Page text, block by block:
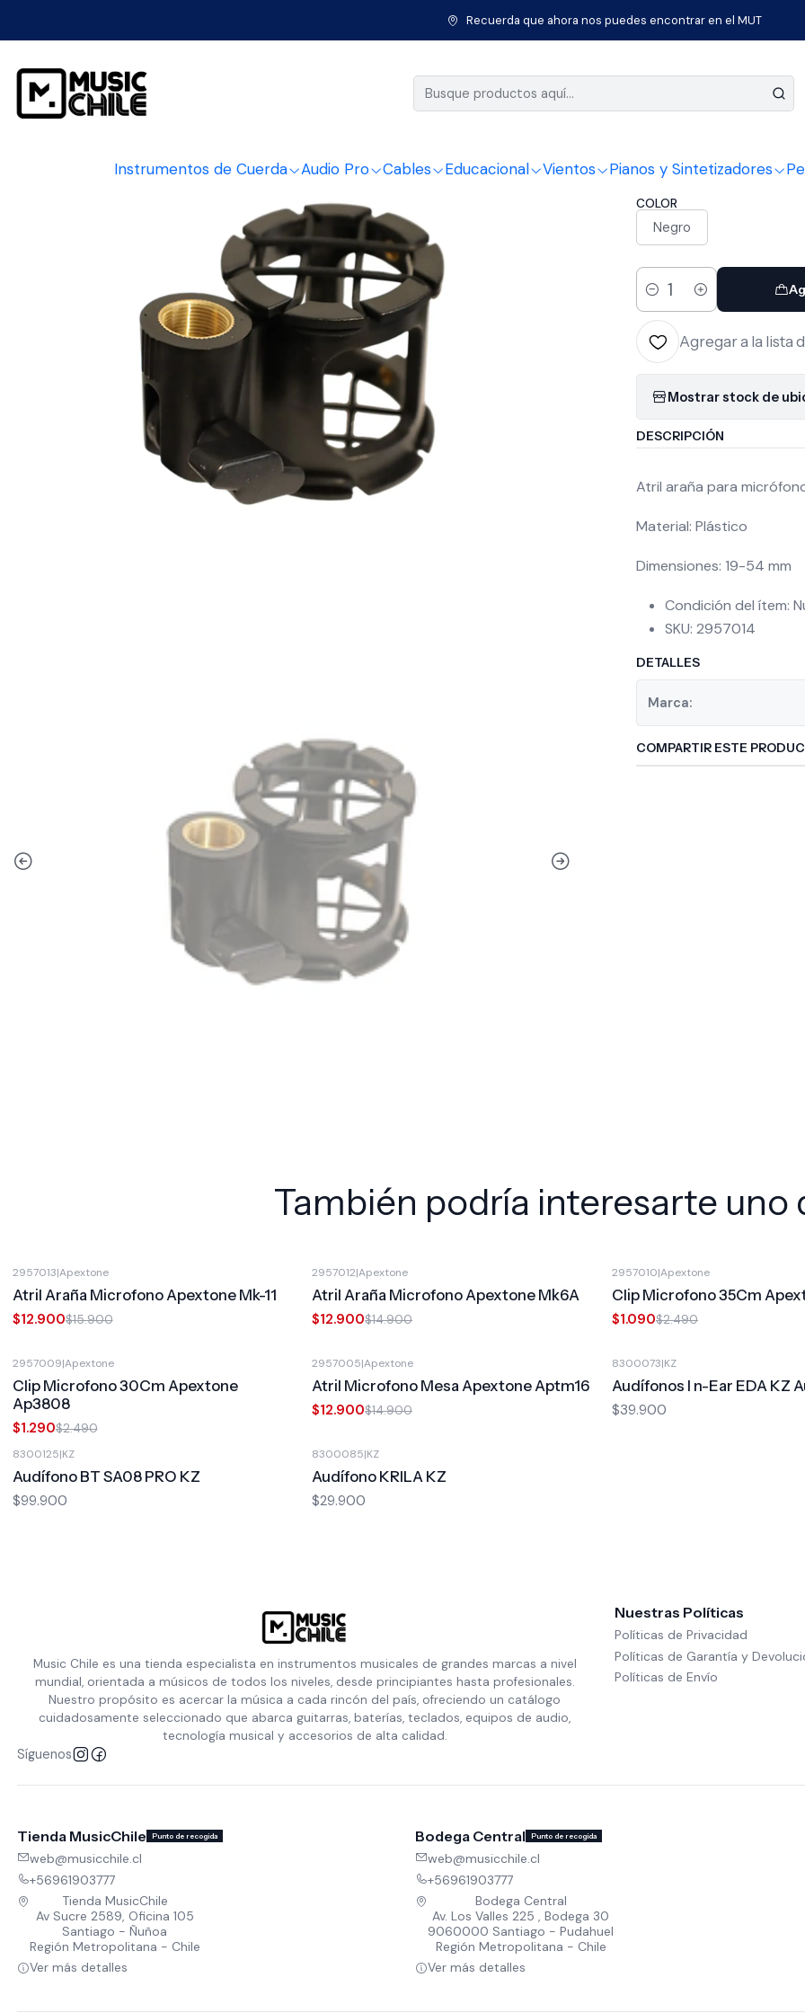
Instrumentos de Cuerda Audio Pro Cables Educacional Vientos Pianos y Sintetizadores
Recuerda que ahora nos puedes encontrar en el MUT
Micrófonos Atril micrófono Atril Araña Microfono Apextone
|
Atril
COLOR
Negro
Cantidad
Agregar a la lista
Mostrar stock de
DESCRIPCIÓN
Atril araña para
Material: Plástico
Dimensiones: 19-54 mm
Condición del ítem:
SKU: 2957014
DETALLES
Marca:
COMPARTIR ESTE
También podría interesarte uno
OFF
2957013|Apextone
Atril Araña Microfono Apextone Mk-11
$12.900$15.900
OFF
2957012|Apextone
Atril Araña Microfono Apextone Mk6A
$12.900$14.900
OFF
2957010|Apextone
Clip Microfono 35Cm
$1.090$2.490
2957009|Apextone
Clip Microfono 30Cm Apextone
Ap3808
$1.290$2.490
2957005|Apextone
Atril Microfono Mesa Apextone Aptm16
$12.900$14.900
8300073|KZ
Audífonos I n-Ear EDA KZ
$39.900
8300125|KZ
Audífono BT SA08 PRO KZ
$99.900
8300085|KZ
Audífono KRILA KZ
$29.900
Music Chile es una tienda especialista en instrumentos musicales de grandes marcas a nivel
mundial, orientada a músicos de todos los niveles, desde principiantes hasta profesionales.
Nuestro propósito es acercar la música a cada rincón del país, ofreciendo un catálogo
cuidadosamente seleccionado que abarca guitarras, baterías, teclados, equipos de audio,
tecnología musical y accesorios de alta calidad.
Síguenos
Nuestras Políticas
Políticas de Privacidad
Políticas de Garantía y
Políticas de Envío
Tienda MusicChile Punto de recogida
web@musicchile.cl
+56961903777
Tienda MusicChile
Av Sucre 2589, Oficina 105
Santiago - Ñuñoa
Región Metropolitana - Chile
Ver más detalles
Bodega Central Punto de recogida
web@musicchile.cl
+56961903777
Bodega Central
Av. Los Valles 225 , Bodega 30
9060000 Santiago - Pudahuel
Región Metropolitana - Chile
Ver más detalles